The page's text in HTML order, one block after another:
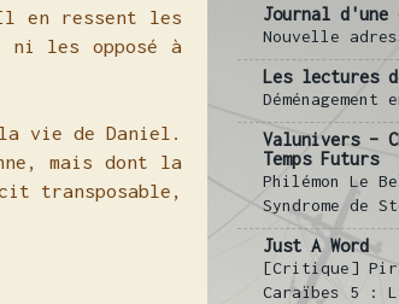
en ressent les
les opposé à
vie de Daniel.
mais dont la
transposable,
Journal d'une
Nouvelle
Les lectures
Déménagement
Valunivers –
Temps Futurs
Philémon Le
Syndrome de
Just A Word
[Critique]
Caraïbes 5 :